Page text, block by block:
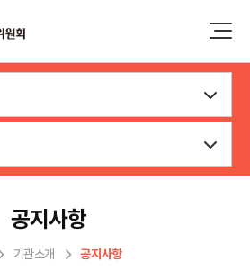
공지사항
기관소개 공지사항